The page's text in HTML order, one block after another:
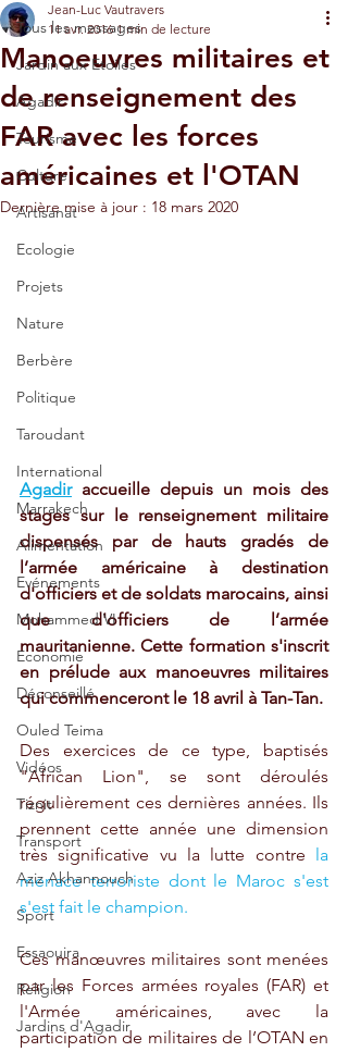
Tous les messages
Jardin aux Etoiles
Agadir
Tourisme
Culture
Artisanat
Ecologie
Projets
Nature
Berbère
Politique
Taroudant
International
Marrakech
Alimentation
Evénements
Mohammed VI
Economie
Déconseillé
Ouled Teima
Vidéos
Tiznit
Transport
Aziz Akhannouch
Sport
Essaouira
Religion
Jardins d'Agadir
Manoeuvres militaires et
de renseignement des
FAR avec les forces
américaines et l'OTAN
Jean-Luc Vautravers
11 avr. 2016 1 min de lecture
Dernière mise à jour : 18 mars 2020
Agadir accueille depuis un mois des
stages sur le renseignement militaire
dispensés par de hauts gradés de
l’armée américaine à destination
d'officiers et de soldats marocains, ainsi
que d'officiers de l’armée
mauritanienne. Cette formation s'inscrit
en prélude aux manoeuvres militaires
qui commenceront le 18 avril à Tan-Tan.
Des exercices de ce type, baptisés
"African Lion", se sont déroulés
régulièrement ces dernières années. Ils
prennent cette année une dimension
très significative vu la lutte contre
la
menace terroriste dont le Maroc s'est
s'est fait le champion.
Ces manœuvres militaires sont menées
par les Forces armées royales (FAR) et
l'Armée américaines, avec la
participation de militaires de l’OTAN en